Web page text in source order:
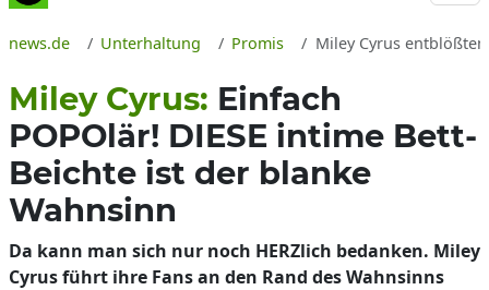
news.de Unterhaltung Promis Miley Cyrus
Miley Cyrus: Einfach
POPOlär! DIESE intime Bett-
Beichte ist der blanke
Wahnsinn
Da kann man sich nur noch HERZlich bedanken. Miley
Cyrus führt ihre Fans an den Rand des Wahnsinns